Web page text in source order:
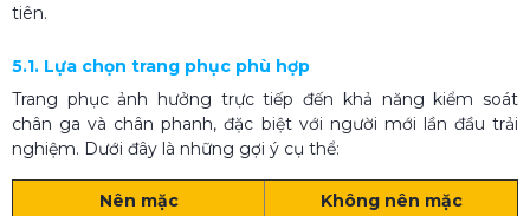
tiên.
5.1. Lựa chọn trang phục phù hợp
Trang phục ảnh hưởng trực tiếp đến khả năng kiểm soát
chân ga và chân phanh, đặc biệt với người mới lần đầu trải
nghiệm. Dưới đây là những gợi ý cụ thể:
Nên mặc Không nên mặc